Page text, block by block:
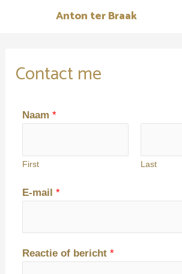
Anton ter Braak
Contact me
Naam*
First Last
E-mail*
Reactie of bericht*